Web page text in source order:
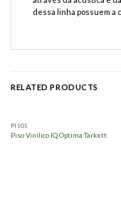
dessa linha possuem a
RELATED PRODUCTS
PISOS
Piso Vinilico IQ Optima Tarkett